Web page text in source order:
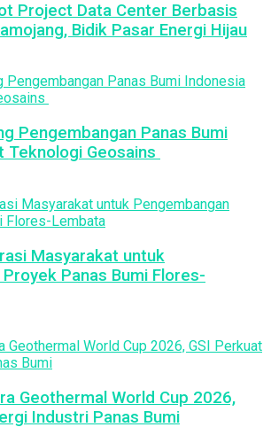
Project Data Center Berbasis
Bidik Pasar Energi Hijau
Pengembangan Panas Bumi
Teknologi Geosains
Masyarakat untuk
Panas Bumi Flores-
Geothermal World Cup 2026,
Industri Panas Bumi